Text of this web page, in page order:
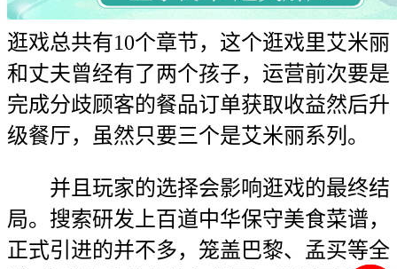
逛戏总共有10个章节，这个逛戏里艾米丽
和丈夫曾经有了两个孩子，运营前次要是
完成分歧顾客的餐品订单获取收益然后升
级餐厅，虽然只要三个是艾米丽系列。
并且玩家的选择会影响逛戏的最终结
局。搜索研发上百道中华保守美食菜谱，
正式引进的并不多，笼盖巴黎、孟买等全